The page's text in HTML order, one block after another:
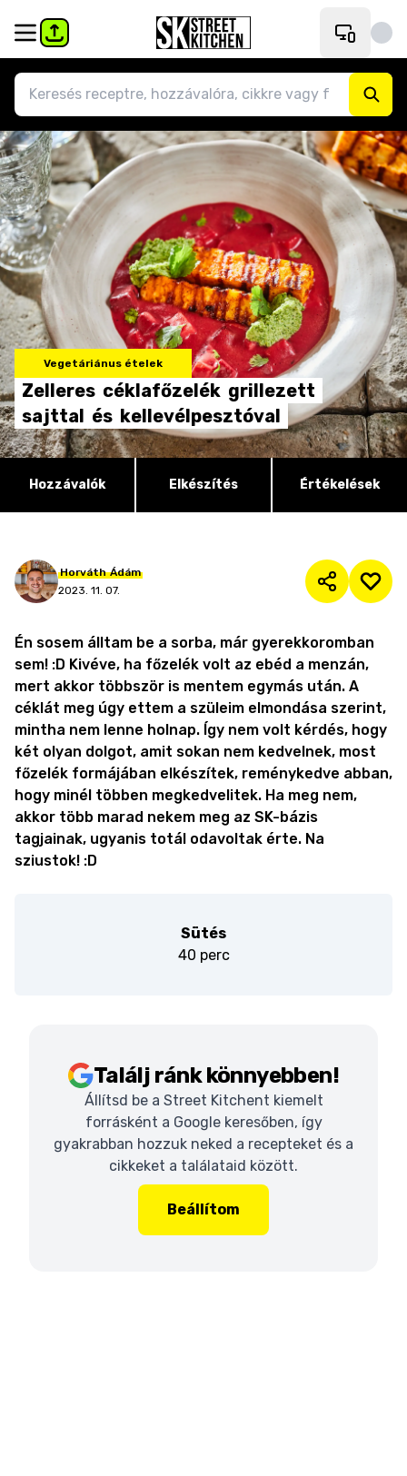
Vegetáriánus ételek
Zelleres céklafőzelék grillezett
sajttal és kellevélpesztóval
Hozzávalók Elkészítés Értékelések
Horváth Ádám
2023. 11. 07.
Én sosem álltam be a sorba, már gyerekkoromban
sem! :D Kivéve, ha főzelék volt az ebéd a menzán,
mert akkor többször is mentem egymás után. A
céklát meg úgy ettem a szüleim elmondása szerint,
mintha nem lenne holnap. Így nem volt kérdés, hogy
két olyan dolgot, amit sokan nem kedvelnek, most
főzelék formájában elkészítek, reménykedve abban,
hogy minél többen megkedvelitek. Ha meg nem,
akkor több marad nekem meg az SK-bázis
tagjainak, ugyanis totál odavoltak érte. Na
sziustok! :D
Sütés
40 perc
Találj ránk könnyebben!
Állítsd be a Street Kitchent kiemelt
forrásként a Google keresőben, így
gyakrabban hozzuk neked a recepteket és a
cikkeket a találataid között.
Beállítom